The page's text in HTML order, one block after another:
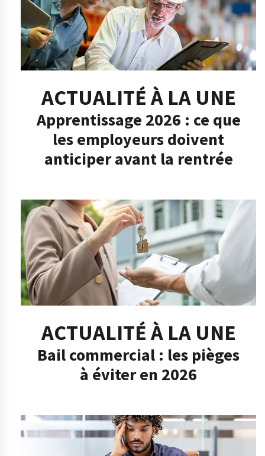
ACTUALITÉ À LA UNE
Apprentissage 2026 : ce que
les employeurs doivent
anticiper avant la rentrée
ACTUALITÉ À LA UNE
Bail commercial : les pièges
à éviter en 2026